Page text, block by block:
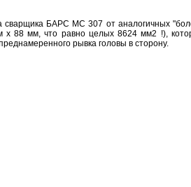
БАРС МС 307 от аналогичных
88 мм, что равно целых 8624 мм2 !),
рывка головы в сторону.